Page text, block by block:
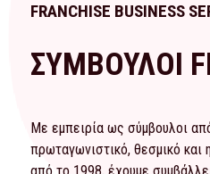
FRANCHISE BUSINESS
ΣΥΜΒΟΥΛΟΙ
Με εμπειρία ως σύμβουλοι
πρωταγωνιστικό, θεσμικό και